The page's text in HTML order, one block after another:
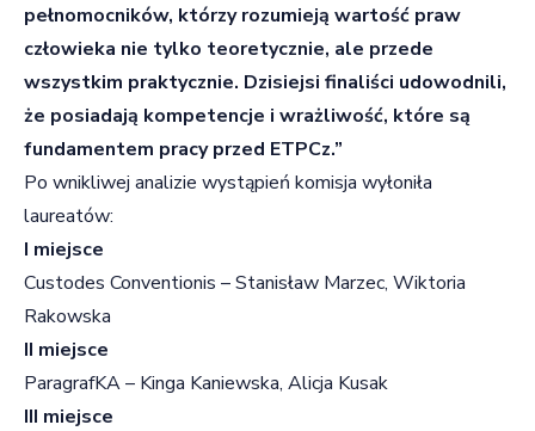
pełnomocników, którzy rozumieją wartość praw
człowieka nie tylko teoretycznie, ale przede
wszystkim praktycznie. Dzisiejsi finaliści udowodnili,
że posiadają kompetencje i wrażliwość, które są
fundamentem pracy przed ETPCz.”
Po wnikliwej analizie wystąpień komisja wyłoniła
laureatów:
I miejsce
Custodes Conventionis – Stanisław Marzec, Wiktoria
Rakowska
II miejsce
ParagrafKA – Kinga Kaniewska, Alicja Kusak
III miejsce